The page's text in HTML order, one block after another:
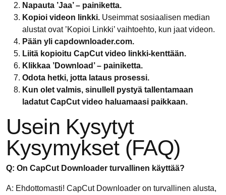
Napauta ’Jaa’ – painiketta.
Kopioi videon linkki. Useimmat sosiaalisen median
alustat ovat ’Kopioi Linkki’ vaihtoehto, kun jaat videon.
Pään yli capdownloader.com.
Liitä kopioitu CapCut video linkki-kenttään.
Klikkaa ’Download’ – painiketta.
Odota hetki, jotta lataus prosessi.
Kun olet valmis, sinullell pystyä tallentamaan
ladatut CapCut video haluamaasi paikkaan.
Usein Kysytyt
Kysymykset (FAQ)
Q: On CapCut Downloader turvallinen käyttää?
A: Ehdottomasti! CapCut Downloader on turvallinen alusta,